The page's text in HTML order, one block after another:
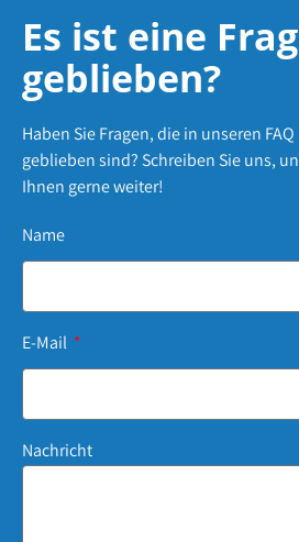
Es ist eine
geblieben?
Haben Sie Fragen, die in unseren
geblieben sind? Schreiben Sie uns,
Ihnen gerne weiter!
Name
E-Mail
Nachricht